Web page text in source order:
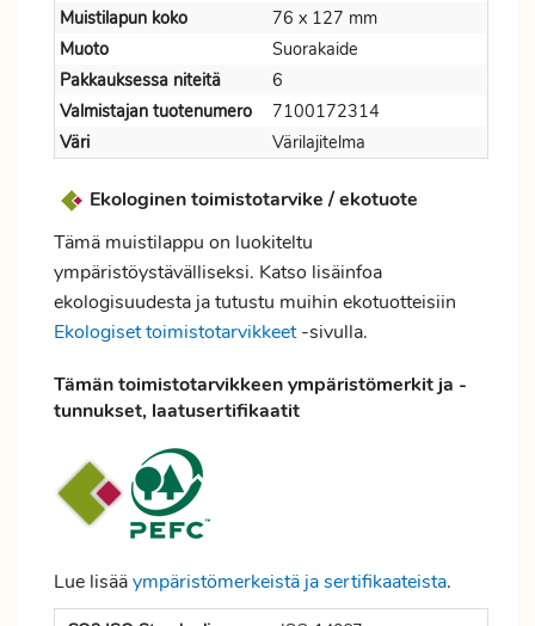
Muistilapun koko
76 x 127 mm
Muoto
Suorakaide
Pakkauksessa niteitä
6
Valmistajan tuotenumero
7100172314
Väri
Värilajitelma
Ekologinen toimistotarvike / ekotuote
Tämä muistilappu on luokiteltu
ympäristöystävälliseksi. Katso lisäinfoa
ekologisuudesta ja tutustu muihin ekotuotteisiin
Ekologiset toimistotarvikkeet-sivulla.
Tämän toimistotarvikkeen ympäristömerkit ja -
tunnukset, laatusertifikaatit
Lue lisääympäristömerkeistä ja sertifikaateista.